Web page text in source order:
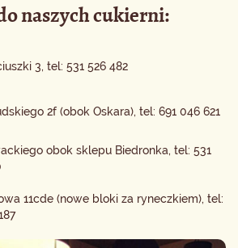
naszych cukierni:
3, tel: 531 526 482
2f (obok Oskara), tel: 691 046 621
obok sklepu Biedronka, tel: 531
11cde (nowe bloki za ryneczkiem), tel: